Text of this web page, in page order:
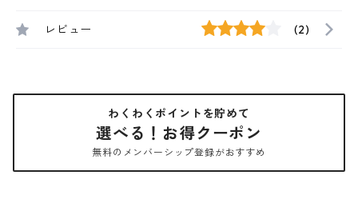
レビュー (2)
わくわくポイントを貯めて
選べる！お得クーポン
無料のメンバーシップ登録がおすすめ